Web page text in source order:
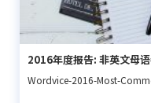
2016年度报告: 非英文母
Wordvice-2016-Most-